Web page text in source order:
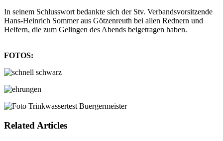
In seinem Schlusswort bedankte sich der Stv. Verbandsvorsitzende
Hans-Heinrich Sommer aus Götzenreuth bei allen Rednern und
Helfern, die zum Gelingen des Abends beigetragen haben.
FOTOS:
Related Articles